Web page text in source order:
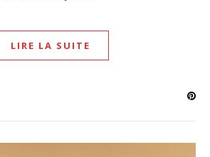
LIRE LA SUITE